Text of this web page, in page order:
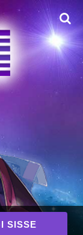
SISSE